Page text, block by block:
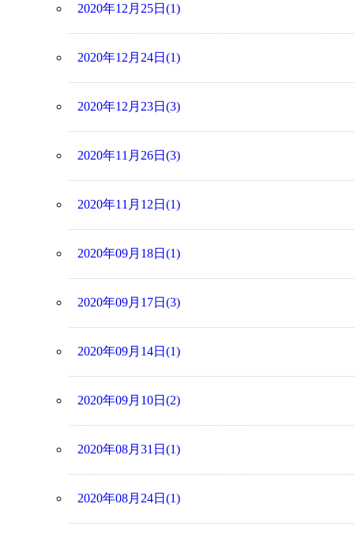
2020年12月25日(1)
2020年12月24日(1)
2020年12月23日(3)
2020年11月26日(3)
2020年11月12日(1)
2020年09月18日(1)
2020年09月17日(3)
2020年09月14日(1)
2020年09月10日(2)
2020年08月31日(1)
2020年08月24日(1)